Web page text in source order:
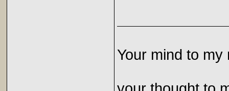
Your mind to my